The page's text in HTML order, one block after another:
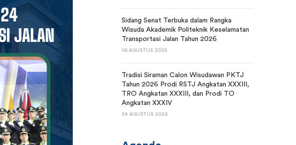
Sidang Senat Terbuka dalam Rangka
Wisuda Akademik Politeknik Keselamatan
Transportasi Jalan Tahun 2026
06 AGUSTUS 2026
Tradisi Siraman Calon Wisudawan PKTJ
Tahun 2026 Prodi RSTJ Angkatan XXXIII,
TRO Angkatan XXXIII, dan Prodi TO
Angkatan XXXIV
04 AGUSTUS 2026